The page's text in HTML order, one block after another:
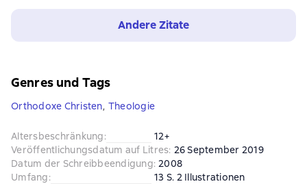
Andere Zitate
Genres und Tags
Orthodoxe Christen, Theologie
Altersbeschränkung:
12+
Veröffentlichungsdatum auf Litres: 26 September 2019
Datum der Schreibbeendigung: 2008
Umfang:
13 S. 2 Illustrationen